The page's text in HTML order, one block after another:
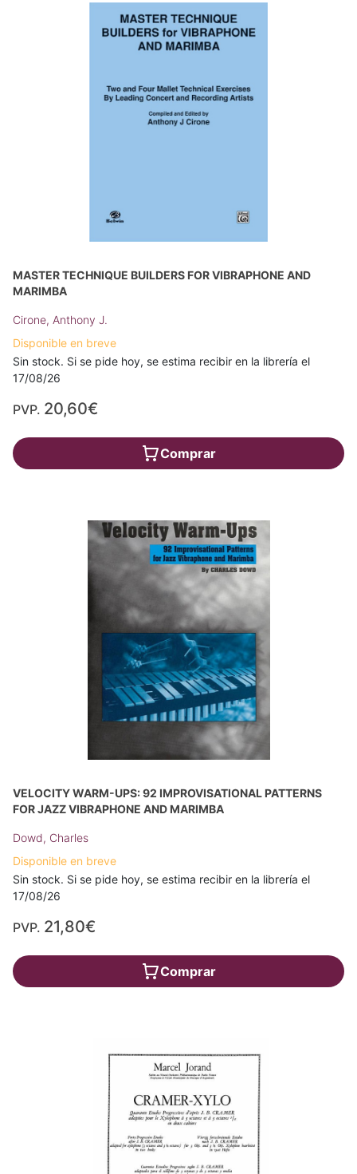
MASTER TECHNIQUE BUILDERS FOR VIBRAPHONE AND
MARIMBA
Cirone, Anthony J.
Disponible en breve
Sin stock. Si se pide hoy, se estima recibir en la librería el
17/08/26
PVP. 20,60€
Comprar
VELOCITY WARM-UPS: 92 IMPROVISATIONAL PATTERNS
FOR JAZZ VIBRAPHONE AND MARIMBA
Dowd, Charles
Disponible en breve
Sin stock. Si se pide hoy, se estima recibir en la librería el
17/08/26
PVP. 21,80€
Comprar